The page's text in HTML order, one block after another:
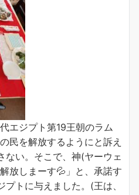
エジプト第19王朝のラム
民を解放するようにと訴え
ない。そこで、神(ヤーウェ
放しまーす💦」と、承諾す
トに与えました。(王は、